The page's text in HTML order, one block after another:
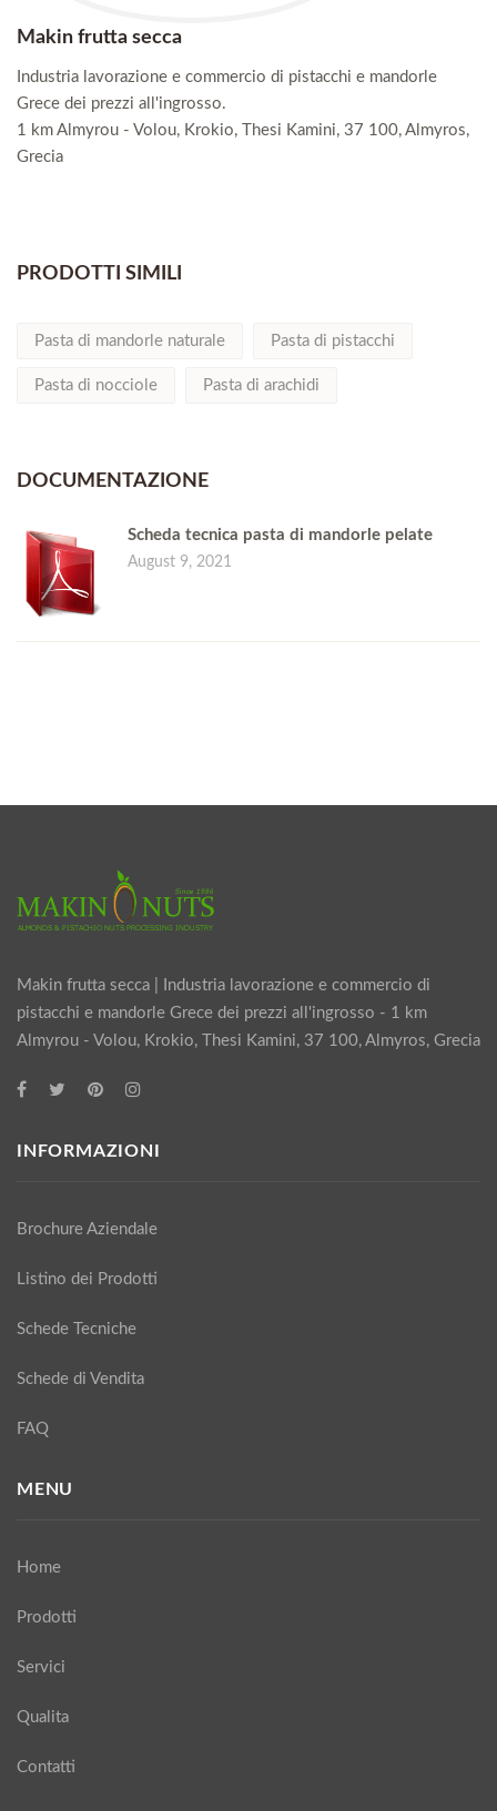
Makin frutta secca
Industria lavorazione e commercio di pistacchi e mandorle
Grece dei prezzi all'ingrosso.
1 km Almyrou - Volou, Krokio, Thesi Kamini, 37 100, Almyros,
Grecia
PRODOTTI SIMILI
Pasta di mandorle naturale Pasta di pistacchi
Pasta di nocciole Pasta di arachidi
DOCUMENTAZIONE
Scheda tecnica pasta di mandorle pelate
August 9, 2021
Makin frutta secca | Industria lavorazione e commercio di
pistacchi e mandorle Grece dei prezzi all'ingrosso - 1 km
Almyrou - Volou, Krokio, Thesi Kamini, 37 100, Almyros, Grecia
INFORMAZIONI
Brochure Aziendale
Listino dei Prodotti
Schede Tecniche
Schede di Vendita
FAQ
MENU
Home
Prodotti
Servici
Qualita
Contatti